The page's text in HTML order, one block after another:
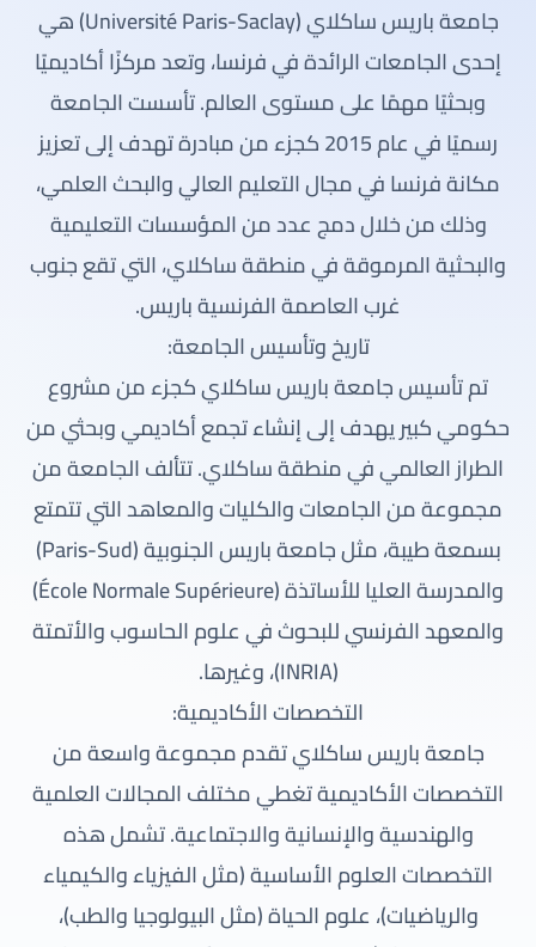
جامعة باريس ساكلاي (Université Paris-Saclay) هي
إحدى الجامعات الرائدة في فرنسا، وتعد مركزًا أكاديميًا
وبحثيًا مهمًا على مستوى العالم. تأسست الجامعة
رسميًا في عام 2015 كجزء من مبادرة تهدف إلى تعزيز
مكانة فرنسا في مجال التعليم العالي والبحث العلمي،
وذلك من خلال دمج عدد من المؤسسات التعليمية
والبحثية المرموقة في منطقة ساكلاي، التي تقع جنوب
غرب العاصمة الفرنسية باريس.
تاريخ وتأسيس الجامعة:
تم تأسيس جامعة باريس ساكلاي كجزء من مشروع
حكومي كبير يهدف إلى إنشاء تجمع أكاديمي وبحثي من
الطراز العالمي في منطقة ساكلاي. تتألف الجامعة من
مجموعة من الجامعات والكليات والمعاهد التي تتمتع
بسمعة طيبة، مثل جامعة باريس الجنوبية (Paris-Sud)
والمدرسة العليا للأساتذة (École Normale Supérieure)
والمعهد الفرنسي للبحوث في علوم الحاسوب والأتمتة
(INRIA)، وغيرها.
التخصصات الأكاديمية:
جامعة باريس ساكلاي تقدم مجموعة واسعة من
التخصصات الأكاديمية تغطي مختلف المجالات العلمية
والهندسية والإنسانية والاجتماعية. تشمل هذه
التخصصات العلوم الأساسية (مثل الفيزياء والكيمياء
والرياضيات)، علوم الحياة (مثل البيولوجيا والطب)،